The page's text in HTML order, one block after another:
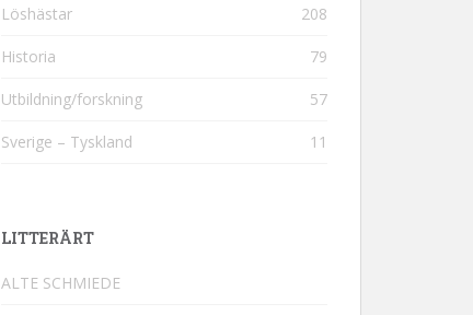
Löshästar 208
Historia 79
Utbildning/forskning 57
Sverige – Tyskland 11
LITTERÄRT
ALTE SCHMIEDE